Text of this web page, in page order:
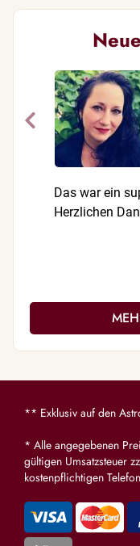
Das war ein
Herzlichen
** Exklusiv auf den
* Alle angegebenen
gültigen Umsatzsteuer
kostenpflichtigen